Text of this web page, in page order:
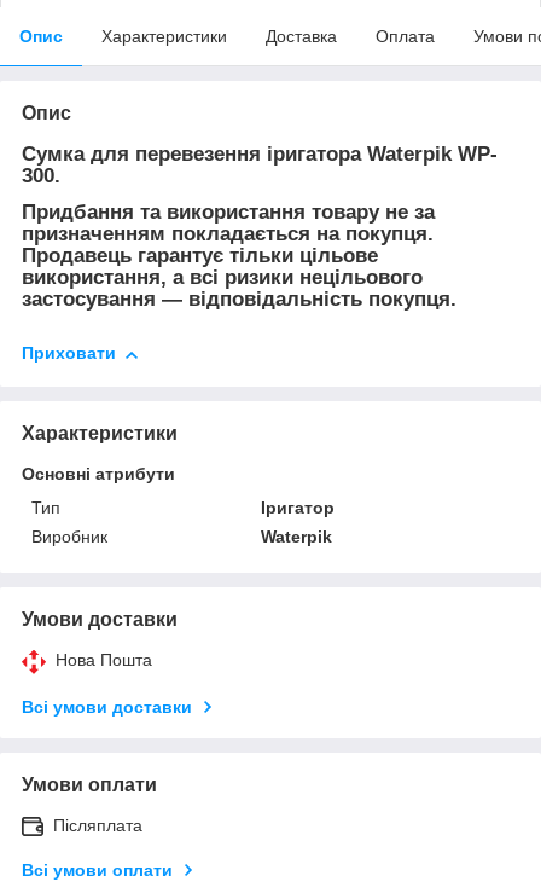
Опис Характеристики Доставка Оплата Умови
Опис
Сумка для перевезення іригатора Waterpik WP-
300.
Придбання та використання товару не за
призначенням покладається на покупця.
Продавець гарантує тільки цільове
використання, а всі ризики нецільового
застосування — відповідальність покупця.
Приховати
Характеристики
Основні атрибути
Тип
Іригатор
Виробник
Waterpik
Умови доставки
Нова Пошта
Всі умови доставки
Умови оплати
Післяплата
Всі умови оплати